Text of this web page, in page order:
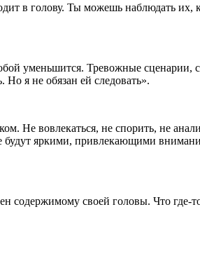
в голову. Ты можешь наблюдать
уменьшится. Тревожные сценарии,
я не обязан ей следовать».
Не вовлекаться, не спорить, не
будут яркими, привлекающими вниман
содержимому своей головы. Что где-